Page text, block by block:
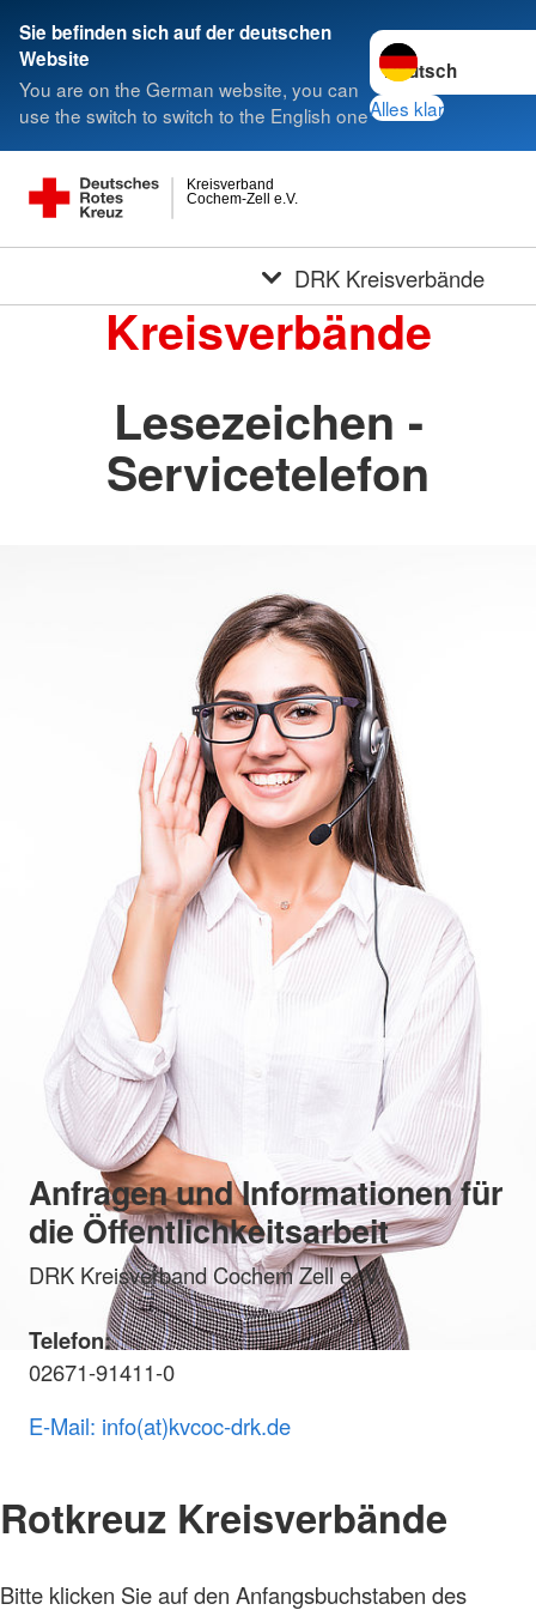
Sie befinden sich auf der deutschen
Website
You are on the German website, you can
use the switch to switch to the English one
Sprache wechseln
Alles klar
Cochem-Zell e.V.
Kreisverband
DRK Kreisverbände
Kreisverbände
Lesezeichen -
Servicetelefon
Anfragen und Informationen für
die Öffentlichkeitsarbeit
DRK Kreisverband Cochem Zell e. V.
Telefon:
02671-91411-0
E-Mail: info(at)kvcoc-drk.de
Rotkreuz Kreisverbände
Bitte klicken Sie auf den Anfangsbuchstaben des